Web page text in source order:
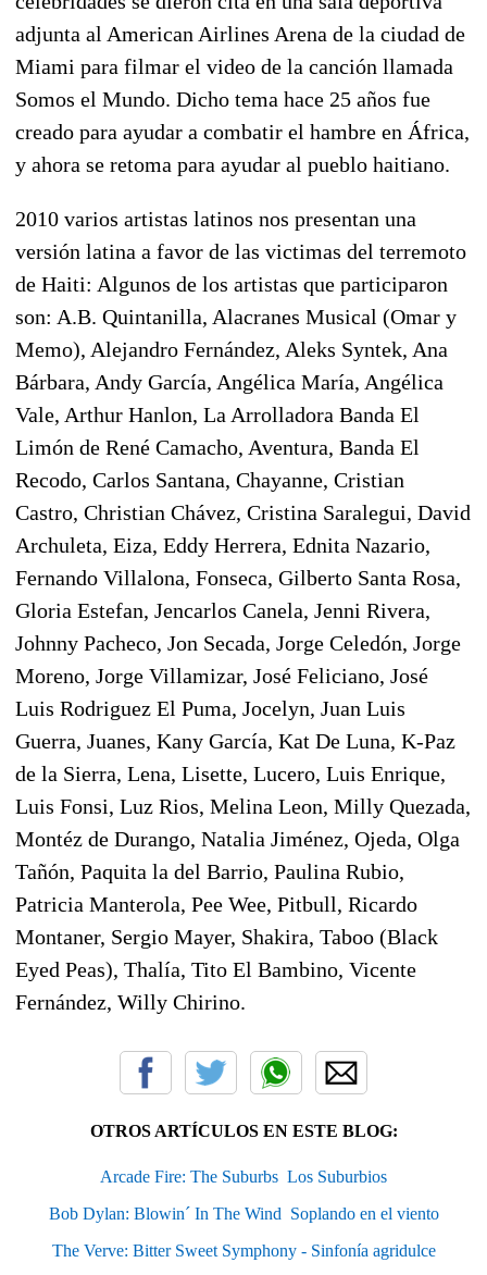
adjunta al American Airlines Arena de la ciudad de
Miami para filmar el video de la canción llamada
Somos el Mundo. Dicho tema hace 25 años fue
creado para ayudar a combatir el hambre en África,
y ahora se retoma para ayudar al pueblo haitiano.
2010 varios artistas latinos nos presentan una
versión latina a favor de las victimas del terremoto
de Haiti: Algunos de los artistas que participaron
son: A.B. Quintanilla, Alacranes Musical (Omar y
Memo), Alejandro Fernández, Aleks Syntek, Ana
Bárbara, Andy García, Angélica María, Angélica
Vale, Arthur Hanlon, La Arrolladora Banda El
Limón de René Camacho, Aventura, Banda El
Recodo, Carlos Santana, Chayanne, Cristian
Castro, Christian Chávez, Cristina Saralegui, David
Archuleta, Eiza, Eddy Herrera, Ednita Nazario,
Fernando Villalona, Fonseca, Gilberto Santa Rosa,
Gloria Estefan, Jencarlos Canela, Jenni Rivera,
Johnny Pacheco, Jon Secada, Jorge Celedón, Jorge
Moreno, Jorge Villamizar, José Feliciano, José
Luis Rodriguez El Puma, Jocelyn, Juan Luis
Guerra, Juanes, Kany García, Kat De Luna, K-Paz
de la Sierra, Lena, Lisette, Lucero, Luis Enrique,
Luis Fonsi, Luz Rios, Melina Leon, Milly Quezada,
Montéz de Durango, Natalia Jiménez, Ojeda, Olga
Tañón, Paquita la del Barrio, Paulina Rubio,
Patricia Manterola, Pee Wee, Pitbull, Ricardo
Montaner, Sergio Mayer, Shakira, Taboo (Black
Eyed Peas), Thalía, Tito El Bambino, Vicente
Fernández, Willy Chirino.
OTROS ARTÍCULOS EN ESTE BLOG:
Arcade Fire: The Suburbs  Los Suburbios
Bob Dylan: Blowin´ In The Wind  Soplando en el viento
The Verve: Bitter Sweet Symphony - Sinfonía agridulce